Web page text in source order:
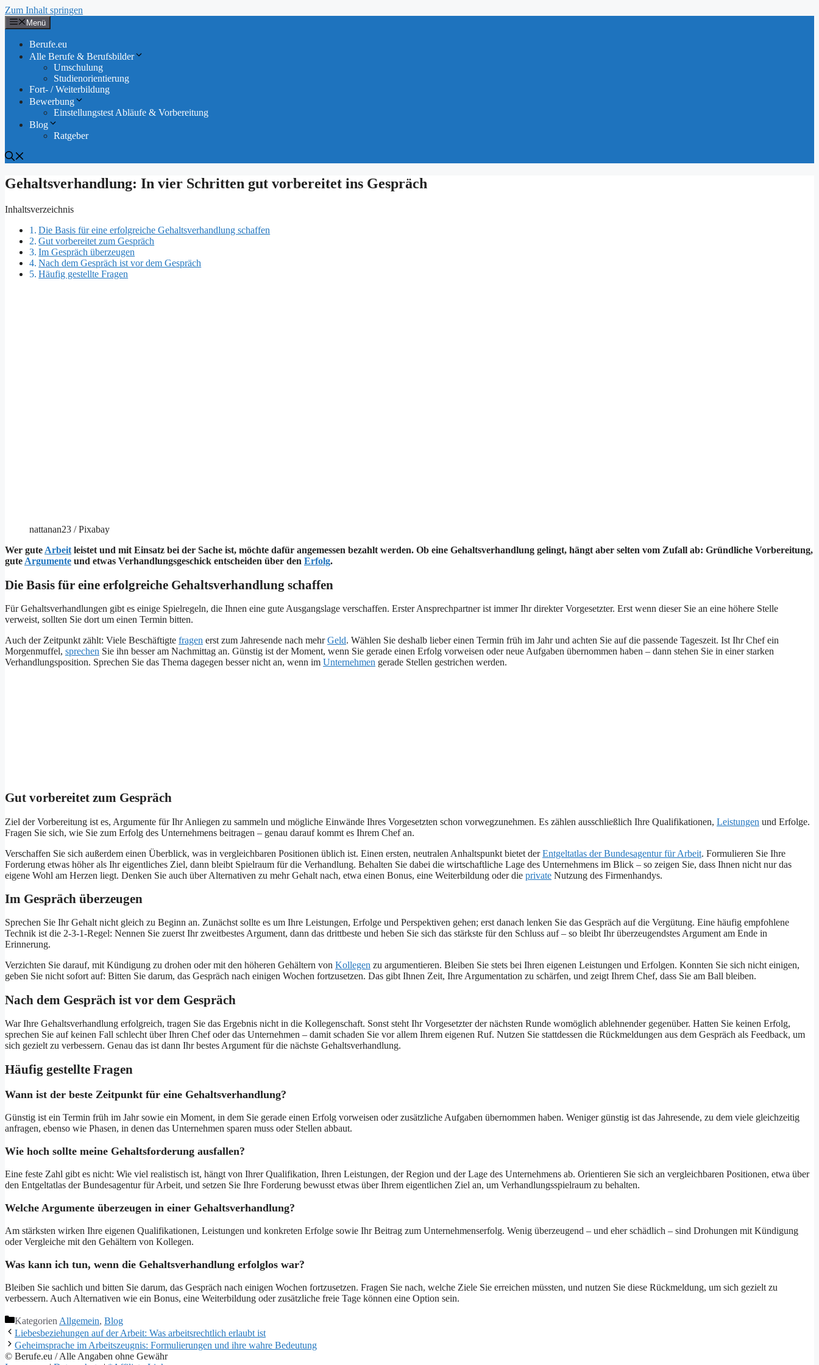
Zum Inhalt springen
Menü
Berufe.eu
Alle Berufe & Berufsbilder
Umschulung
Studienorientierung
Fort- / Weiterbildung
Bewerbung
Einstellungstest Abläufe & Vorbereitung
Blog
Ratgeber
Gehaltsverhandlung: In vier Schritten gut vorbereitet ins Gespräch
Inhaltsverzeichnis
Die Basis für eine erfolgreiche Gehaltsverhandlung schaffen
Gut vorbereitet zum Gespräch
Im Gespräch überzeugen
Nach dem Gespräch ist vor dem Gespräch
Häufig gestellte Fragen
nattanan23 / Pixabay
Wer gute Arbeit leistet und mit Einsatz bei der Sache ist, möchte dafür angemessen bezahlt werden. Ob eine Gehaltsverhandlung gelingt, hängt aber selten vom Zufall ab: Gründliche Vorbereitung,
gute Argumente und etwas Verhandlungsgeschick entscheiden über den Erfolg.
Die Basis für eine erfolgreiche Gehaltsverhandlung schaffen
Für Gehaltsverhandlungen gibt es einige Spielregeln, die Ihnen eine gute Ausgangslage verschaffen. Erster Ansprechpartner ist immer Ihr direkter Vorgesetzter. Erst wenn dieser Sie an eine höhere Stelle
verweist, sollten Sie dort um einen Termin bitten.
Auch der Zeitpunkt zählt: Viele Beschäftigte fragen erst zum Jahresende nach mehrGeld. Wählen Sie deshalb lieber einen Termin früh im Jahr und achten Sie auf die passende Tageszeit. Ist Ihr Chef ein
Morgenmuffel, sprechen Sie ihn besser am Nachmittag an. Günstig ist der Moment, wenn Sie gerade einen Erfolg vorweisen oder neue Aufgaben übernommen haben – dann stehen Sie in einer starken
Verhandlungsposition. Sprechen Sie das Thema dagegen besser nicht an, wenn im Unternehmen gerade Stellen gestrichen werden.
Gut vorbereitet zum Gespräch
Ziel der Vorbereitung ist es, Argumente für Ihr Anliegen zu sammeln und mögliche Einwände Ihres Vorgesetzten schon vorwegzunehmen. Es zählen ausschließlich Ihre Qualifikationen, Leistungen und Erfolge.
Fragen Sie sich, wie Sie zum Erfolg des Unternehmens beitragen – genau darauf kommt es Ihrem Chef an.
Verschaffen Sie sich außerdem einen Überblick, was in vergleichbaren Positionen üblich ist. Einen ersten, neutralen Anhaltspunkt bietet derEntgeltatlas der Bundesagentur für Arbeit. Formulieren Sie Ihre
Forderung etwas höher als Ihr eigentliches Ziel, dann bleibt Spielraum für die Verhandlung. Behalten Sie dabei die wirtschaftliche Lage des Unternehmens im Blick – so zeigen Sie, dass Ihnen nicht nur das
eigene Wohl am Herzen liegt. Denken Sie auch über Alternativen zu mehr Gehalt nach, etwa einen Bonus, eine Weiterbildung oder die private Nutzung des Firmenhandys.
Im Gespräch überzeugen
Sprechen Sie Ihr Gehalt nicht gleich zu Beginn an. Zunächst sollte es um Ihre Leistungen, Erfolge und Perspektiven gehen; erst danach lenken Sie das Gespräch auf die Vergütung. Eine häufig empfohlene
Technik ist die 2-3-1-Regel: Nennen Sie zuerst Ihr zweitbestes Argument, dann das drittbeste und heben Sie sich das stärkste für den Schluss auf – so bleibt Ihr überzeugendstes Argument am Ende in
Erinnerung.
Verzichten Sie darauf, mit Kündigung zu drohen oder mit den höheren Gehältern von Kollegen zu argumentieren. Bleiben Sie stets bei Ihren eigenen Leistungen und Erfolgen. Konnten Sie sich nicht einigen,
geben Sie nicht sofort auf: Bitten Sie darum, das Gespräch nach einigen Wochen fortzusetzen. Das gibt Ihnen Zeit, Ihre Argumentation zu schärfen, und zeigt Ihrem Chef, dass Sie am Ball bleiben.
Nach dem Gespräch ist vor dem Gespräch
War Ihre Gehaltsverhandlung erfolgreich, tragen Sie das Ergebnis nicht in die Kollegenschaft. Sonst steht Ihr Vorgesetzter der nächsten Runde womöglich ablehnender gegenüber. Hatten Sie keinen Erfolg,
sprechen Sie auf keinen Fall schlecht über Ihren Chef oder das Unternehmen – damit schaden Sie vor allem Ihrem eigenen Ruf. Nutzen Sie stattdessen die Rückmeldungen aus dem Gespräch als Feedback, um
sich gezielt zu verbessern. Genau das ist dann Ihr bestes Argument für die nächste Gehaltsverhandlung.
Häufig gestellte Fragen
Wann ist der beste Zeitpunkt für eine Gehaltsverhandlung?
Günstig ist ein Termin früh im Jahr sowie ein Moment, in dem Sie gerade einen Erfolg vorweisen oder zusätzliche Aufgaben übernommen haben. Weniger günstig ist das Jahresende, zu dem viele gleichzeitig
anfragen, ebenso wie Phasen, in denen das Unternehmen sparen muss oder Stellen abbaut.
Wie hoch sollte meine Gehaltsforderung ausfallen?
Eine feste Zahl gibt es nicht: Wie viel realistisch ist, hängt von Ihrer Qualifikation, Ihren Leistungen, der Region und der Lage des Unternehmens ab. Orientieren Sie sich an vergleichbaren Positionen, etwa über
den Entgeltatlas der Bundesagentur für Arbeit, und setzen Sie Ihre Forderung bewusst etwas über Ihrem eigentlichen Ziel an, um Verhandlungsspielraum zu behalten.
Welche Argumente überzeugen in einer Gehaltsverhandlung?
Am stärksten wirken Ihre eigenen Qualifikationen, Leistungen und konkreten Erfolge sowie Ihr Beitrag zum Unternehmenserfolg. Wenig überzeugend – und eher schädlich – sind Drohungen mit Kündigung
oder Vergleiche mit den Gehältern von Kollegen.
Was kann ich tun, wenn die Gehaltsverhandlung erfolglos war?
Bleiben Sie sachlich und bitten Sie darum, das Gespräch nach einigen Wochen fortzusetzen. Fragen Sie nach, welche Ziele Sie erreichen müssten, und nutzen Sie diese Rückmeldung, um sich gezielt zu
verbessern. Auch Alternativen wie ein Bonus, eine Weiterbildung oder zusätzliche freie Tage können eine Option sein.
Kategorien Allgemein, Blog
Liebesbeziehungen auf der Arbeit: Was arbeitsrechtlich erlaubt ist
Geheimsprache im Arbeitszeugnis: Formulierungen und ihre wahre Bedeutung
© Berufe.eu / Alle Angaben ohne Gewähr